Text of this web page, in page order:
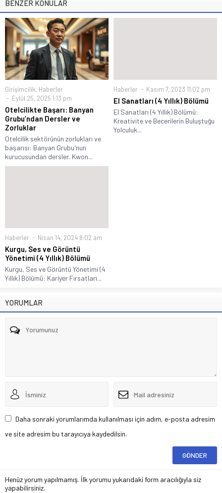
BENZER KONULAR
Girişimcilik, Haberler
Eylül 25, 2025 1:13 pm
Otelcilikte Başarı: Banyan
Grubu’ndan Dersler ve
Zorluklar
Otelcilik sektörünün zorlukları ve
başarısı: Banyan Grubu'nun
kurucusundan dersler. Kwon...
Haberler Kasım 7, 2023 11:02 pm
El Sanatları (4 Yıllık) Bölümü
El Sanatları (4 Yıllık) Bölümü:
Kreativite ve Becerilerin Buluştuğu
Yolculuk...
Haberler Nisan 14, 2024 8:02 am
Kurgu, Ses ve Görüntü
Yönetimi (4 Yıllık) Bölümü
Kurgu, Ses ve Görüntü Yönetimi (4
Yıllık) Bölümü: Kariyer Fırsatları...
YORUMLAR
Daha sonraki yorumlarımda kullanılması için adım, e-posta adresim
ve site adresim bu tarayıcıya kaydedilsin.
Henüz yorum yapılmamış. İlk yorumu yukarıdaki form aracılığıyla siz
yapabilirsiniz.